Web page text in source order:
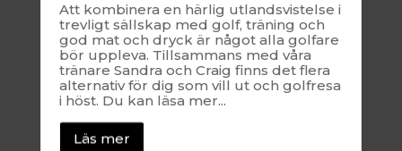
Att kombinera en härlig utlandsvistelse i
trevligt sällskap med golf, träning och
god mat och dryck är något alla golfare
bör uppleva. Tillsammans med våra
tränare Sandra och Craig finns det flera
alternativ för dig som vill ut och golfresa
i höst. Du kan läsa mer...
Läs mer